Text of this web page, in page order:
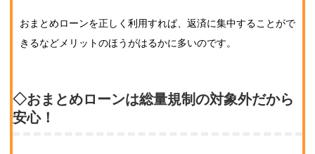
おまとめローンを正しく利用すれば、返済に集中することがで
きるなどメリットのほうがはるかに多いのです。
◇おまとめローンは総量規制の対象外だから
安心！